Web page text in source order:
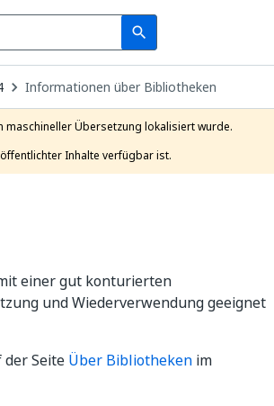
search
Search
Informationen über Bibliotheken
maschineller Übersetzung lokalisiert wurde.
Inhalte verfügbar ist.
einer gut konturierten
und Wiederverwendung geeignet
Seite Über Bibliotheken im